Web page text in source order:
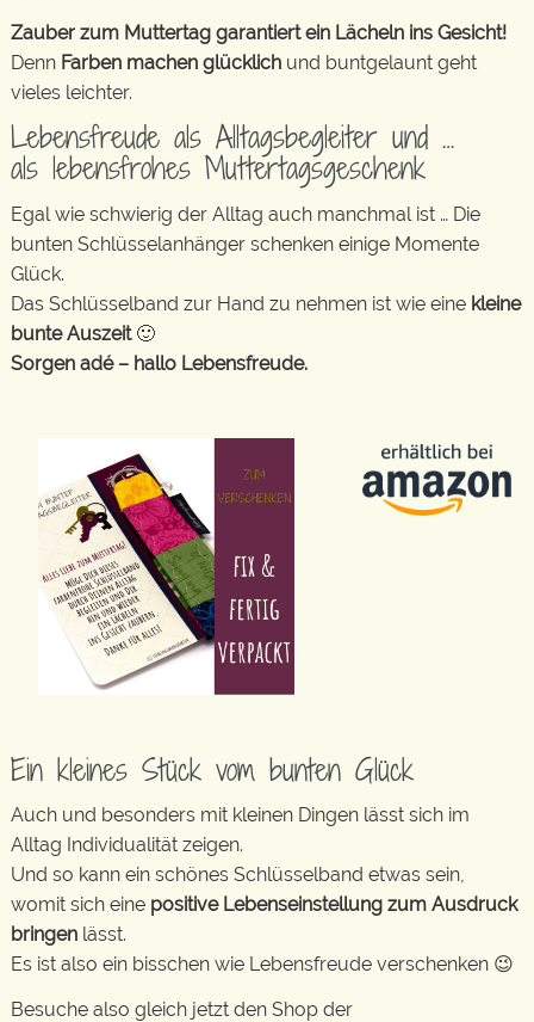
Zauber zum Muttertag garantiert ein Lächeln ins Gesicht!
Denn Farben machen glücklich und buntgelaunt geht
vieles leichter.
Lebensfreude als Alltagsbegleiter und …
als lebensfrohes Muttertagsgeschenk
Egal wie schwierig der Alltag auch manchmal ist … Die
bunten Schlüsselanhänger schenken einige Momente
Glück.
Das Schlüsselband zur Hand zu nehmen ist wie eine kleine
bunte Auszeit🙂
Sorgen adé – hallo Lebensfreude.
Ein kleines Stück vom bunten Glück
Auch und besonders mit kleinen Dingen lässt sich im
Alltag Individualität zeigen.
Und so kann ein schönes Schlüsselband etwas sein,
womit sich eine positive Lebenseinstellung zum Ausdruck
bringen lässt.
Es ist also ein bisschen wie Lebensfreude verschenken 😉
Besuche also gleich jetzt den Shop der